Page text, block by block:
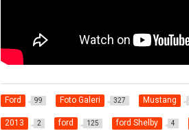
Ford 99 Foto Galeri 327 Mustang
2013 2 ford 125 ford Shelby 4